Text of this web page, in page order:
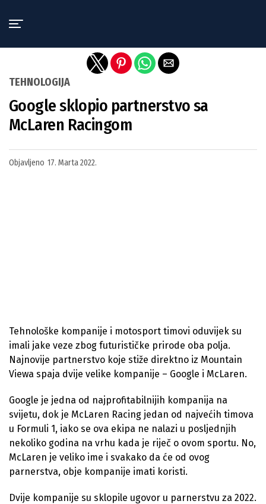
TEHNOLOGIJA
Google sklopio partnerstvo sa
McLaren Racingom
Objavljeno 17. Marta 2022.
Tehnološke kompanije i motosport timovi oduvijek su
imali jake veze zbog futurističke prirode oba polja.
Najnovije partnerstvo koje stiže direktno iz Mountain
Viewa spaja dvije velike kompanije – Google i McLaren.
Google je jedna od najprofitabilnijih kompanija na
svijetu, dok je McLaren Racing jedan od najvećih timova
u Formuli 1, iako se ova ekipa ne nalazi u posljednjih
nekoliko godina na vrhu kada je riječ o ovom sportu. No,
McLaren je veliko ime i svakako da će od ovog
parnerstva, obje kompanije imati koristi.
Dvije kompanije su sklopile ugovor u parnerstvu za 2022.